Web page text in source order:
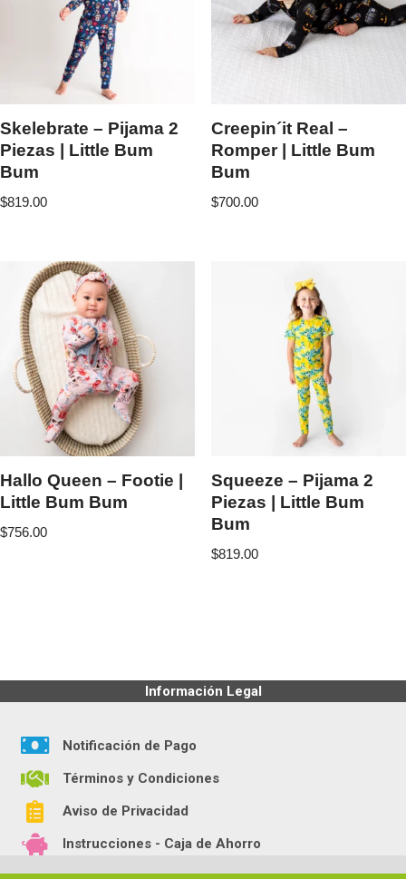
Skelebrate – Pijama 2
Piezas | Little Bum
Bum
$819.00
Creepin´it Real –
Romper | Little Bum
Bum
$700.00
Hallo Queen – Footie |
Little Bum Bum
$756.00
Squeeze – Pijama 2
Piezas | Little Bum
Bum
$819.00
Información Legal
Notificación de Pago
Términos y Condiciones
Aviso de Privacidad
Instrucciones - Caja de Ahorro